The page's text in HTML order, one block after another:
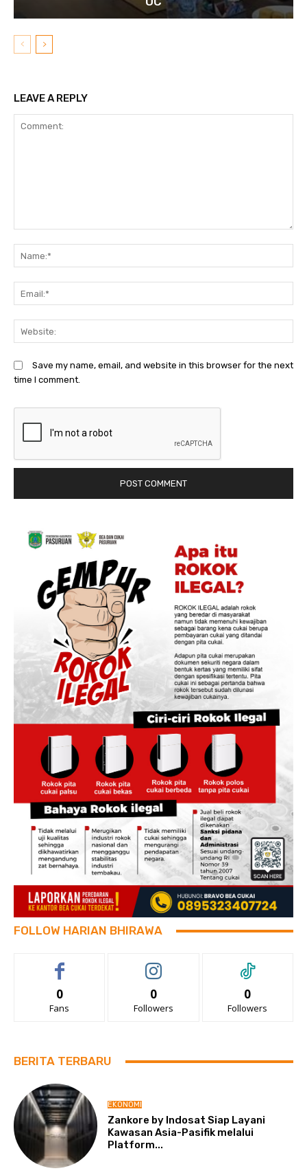
LEAVE A REPLY
Save my name, email, and website in this browser for the next
time I comment.
FOLLOW HARIAN BHIRAWA
0
Fans
0
Followers
0
Followers
BERITA TERBARU
EKONOMI
Zankore by Indosat Siap Layani
Kawasan Asia-Pasifik melalui
Platform...